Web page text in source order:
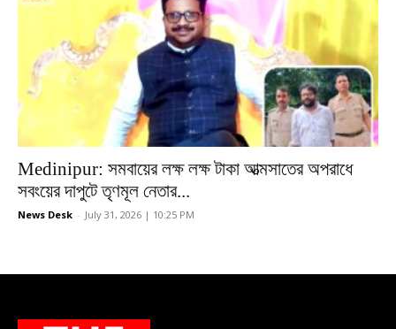
Medinipur: সমবায়ের লক্ষ লক্ষ টাকা আত্মসাতের অপরাধে
সবংয়ের দাপুটে তৃণমূল নেতার...
News Desk - July 31, 2026 | 10:25 PM